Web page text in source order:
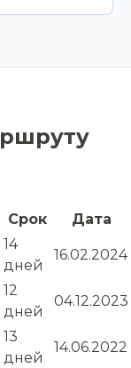
Срок
Дата
14
дней
16.02.2024
12
дней
04.12.2023
13
дней
14.06.2022